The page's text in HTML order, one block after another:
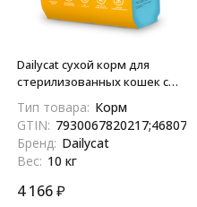
Dailycat сухой корм для
стерилизованных кошек с
Тип товара: Корм
GTIN:
Бренд: Dailycat
Вес: 10 кг
4 166₽